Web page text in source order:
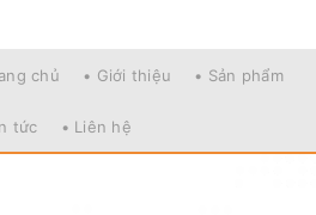
chủ • Giới thiệu • Sản phẩm
tức • Liên hệ